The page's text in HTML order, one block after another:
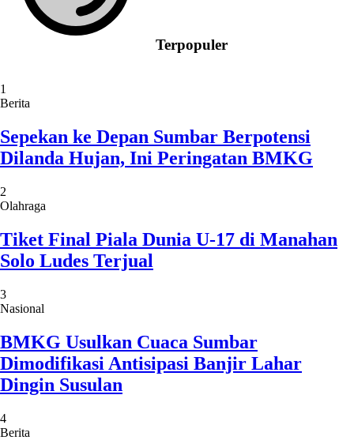
Terpopuler
1
Berita
Sepekan ke Depan Sumbar Berpotensi
Dilanda Hujan, Ini Peringatan BMKG
2
Olahraga
Tiket Final Piala Dunia U-17 di Manahan
Solo Ludes Terjual
3
Nasional
BMKG Usulkan Cuaca Sumbar
Dimodifikasi Antisipasi Banjir Lahar
Dingin Susulan
4
Berita